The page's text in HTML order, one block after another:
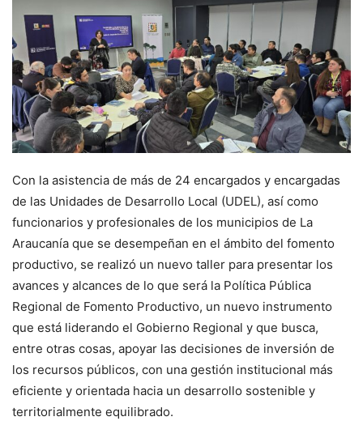
Con la asistencia de más de 24 encargados y encargadas
de las Unidades de Desarrollo Local (UDEL), así como
funcionarios y profesionales de los municipios de La
Araucanía que se desempeñan en el ámbito del fomento
productivo, se realizó un nuevo taller para presentar los
avances y alcances de lo que será la Política Pública
Regional de Fomento Productivo, un nuevo instrumento
que está liderando el Gobierno Regional y que busca,
entre otras cosas, apoyar las decisiones de inversión de
los recursos públicos, con una gestión institucional más
eficiente y orientada hacia un desarrollo sostenible y
territorialmente equilibrado.